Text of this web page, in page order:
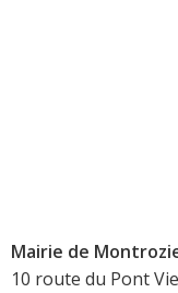
Mairie de
10 route du Pont